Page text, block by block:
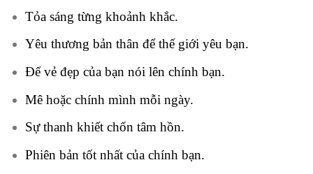
Tỏa sáng từng khoảnh khắc.
Yêu thương bản thân để thế giới yêu bạn.
Để vẻ đẹp của bạn nói lên chính bạn.
Mê hoặc chính mình mỗi ngày.
Sự thanh khiết chốn tâm hồn.
Phiên bản tốt nhất của chính bạn.